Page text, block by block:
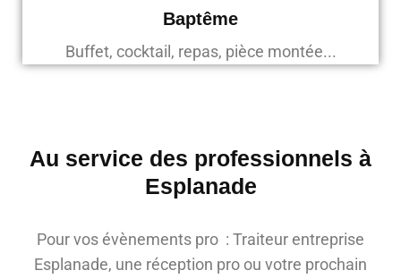
Baptême
Buffet, cocktail, repas, pièce montée...
Au service des professionnels à
Esplanade
Pour vos évènements pro : Traiteur entreprise
Esplanade, une réception pro ou votre prochain